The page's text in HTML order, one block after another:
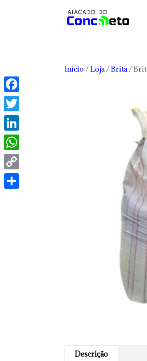
Início /Loja/Brita/
Descrição
Facebook
Twitter
LinkedIn
WhatsApp
Copy